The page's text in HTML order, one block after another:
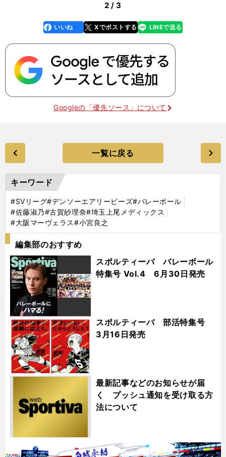
2 / 3
faceboo
k
いいね Xでポストする
line LINEで送る
Googleの「優先ソース」について
一覧に戻る
キーワード
#SVリーグ#デンソーエアリービーズ#バレーボール
#佐藤淑乃#古賀紗理奈#埼玉上尾メディックス
#大阪マーヴェラス#小宮良之
編集部のおすすめ
スポルティーバ バレーボール
特集号 Vol.4 6月30日発売
スポルティーバ 部活特集号
3月16日発売
最新記事などのお知らせが届
く プッシュ通知を受け取る方
法について